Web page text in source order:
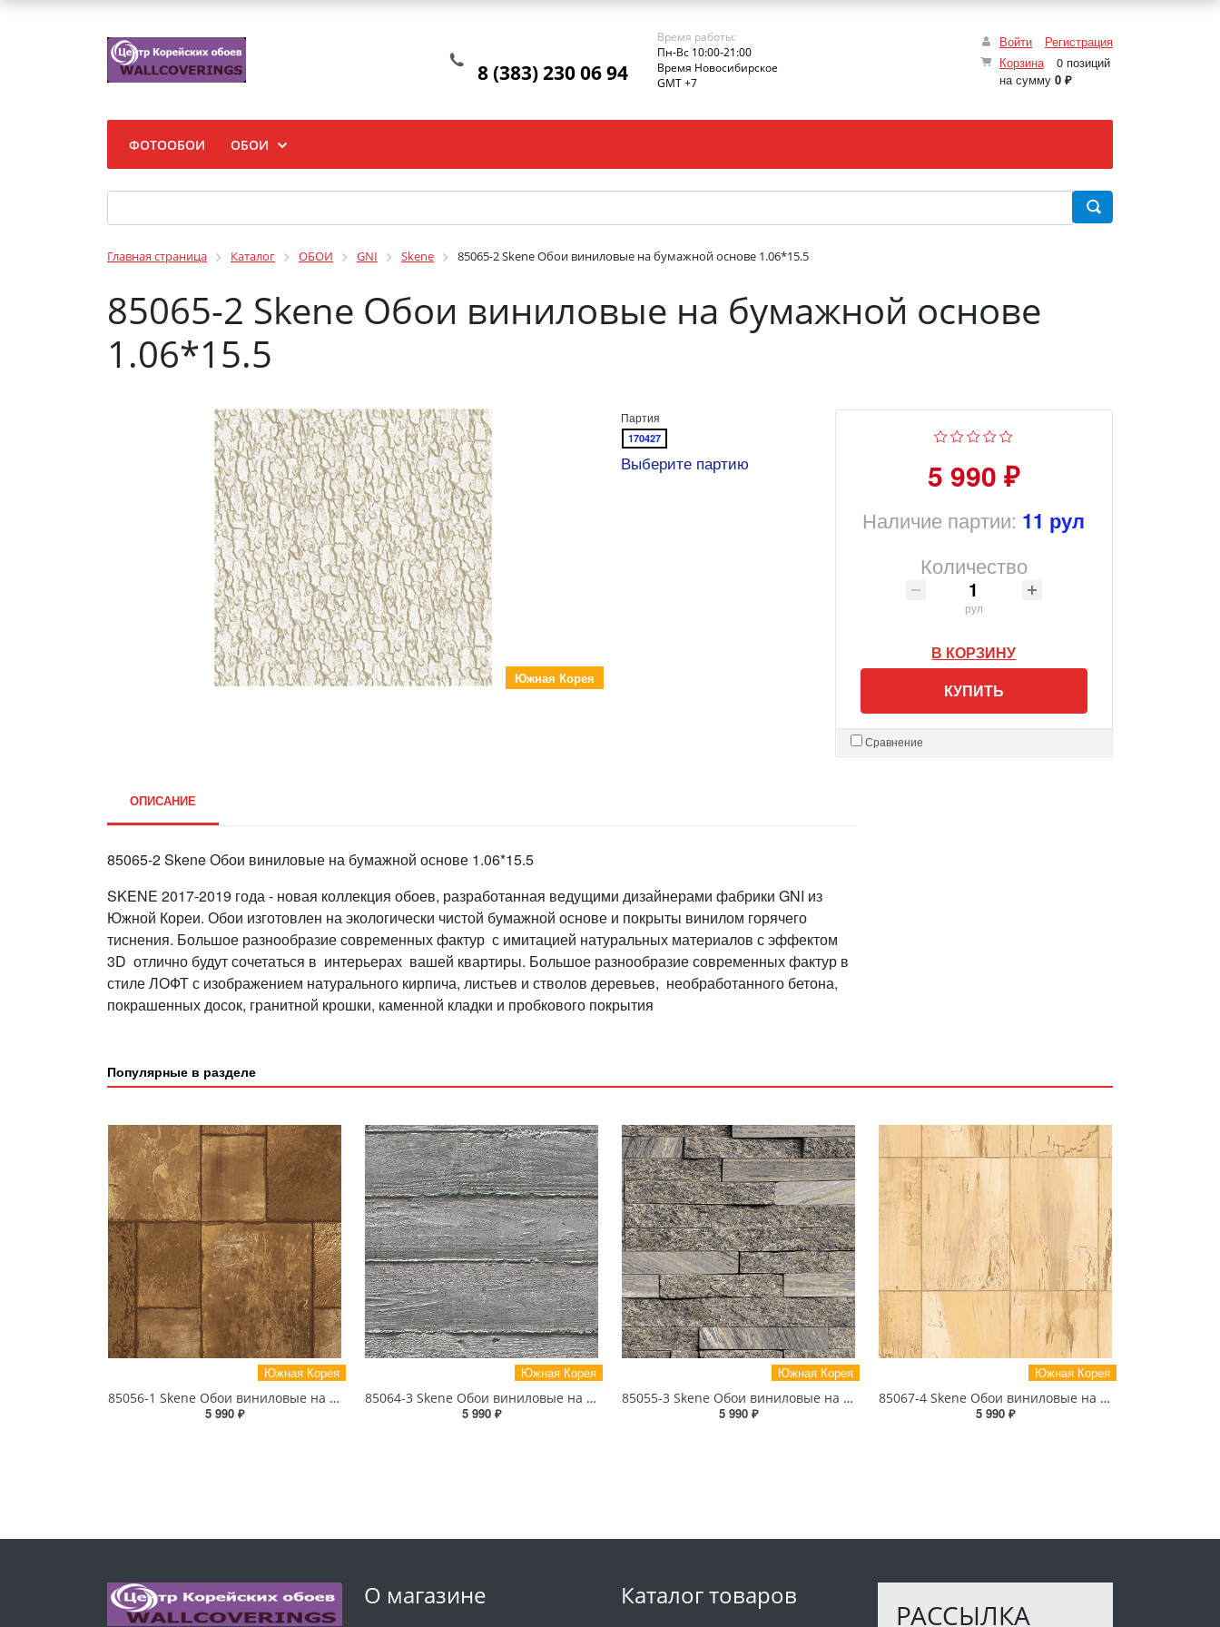
Войти
Регистрация
Корзина
0 позиций
на сумму 0 ₽
8 (383) 230 06 94
Время работы:
Пн-Вс 10:00-21:00
Время Новосибирское
GMT +7
ФОТООБОИ ОБОИ
Главная страница Каталог ОБОИ GNI Skene 85065-2 Skene Обои виниловые на бумажной основе 1.06*15.5
85065-2 Skene Обои виниловые на бумажной основе
1.06*15.5
Южная Корея
Партия
170427
Выберите партию 5 990 ₽
Наличие партии: 11 рул
Количество
рул
В КОРЗИНУ
КУПИТЬ
Сравнение
ОПИСАНИЕ
85065-2 Skene Обои виниловые на бумажной основе 1.06*15.5
SKENE 2017-2019 года - новая коллекция обоев, разработанная ведущими дизайнерами фабрики GNI из
Южной Кореи. Обои изготовлен на экологически чистой бумажной основе и покрыты винилом горячего
тиснения. Большое разнообразие современных фактур с имитацией натуральных материалов с эффектом
3D отлично будут сочетаться в интерьерах вашей квартиры. Большое разнообразие современных фактур в
стиле ЛОФТ с изображением натурального кирпича, листьев и стволов деревьев, необработанного бетона,
покрашенных досок, гранитной крошки, каменной кладки и пробкового покрытия
Популярные в разделе
Южная Корея
85056-1 Skene Обои виниловые на бумажной основе 1.06*15.5
5 990 ₽
Южная Корея
85064-3 Skene Обои виниловые на бумажной основе 1.06*15.5
5 990 ₽
Южная Корея
85055-3 Skene Обои виниловые на бумажной основе 1.06*15.5
5 990 ₽
Южная Корея
85067-4 Skene Обои виниловые на бумажной основе 1.06*15.5
5 990 ₽
О магазине Каталог товаров
РАССЫЛКА